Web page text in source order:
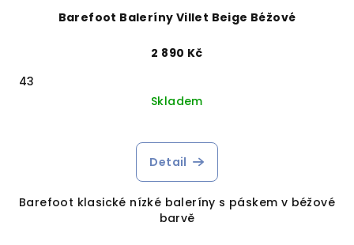
Barefoot Baleríny Villet Beige Béžové
2 890 Kč
43
Skladem
Detail
Barefoot klasické nízké baleríny s páskem v béžové
barvě